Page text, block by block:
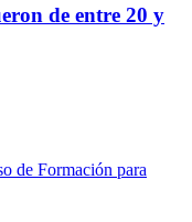
de entre 20 y